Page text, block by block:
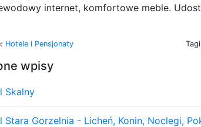
internet, komfortowe meble.
Hotele i Pensjonaty
wpisy
Skalny
Stara Gorzelnia - Licheń, Konin, Noclegi,